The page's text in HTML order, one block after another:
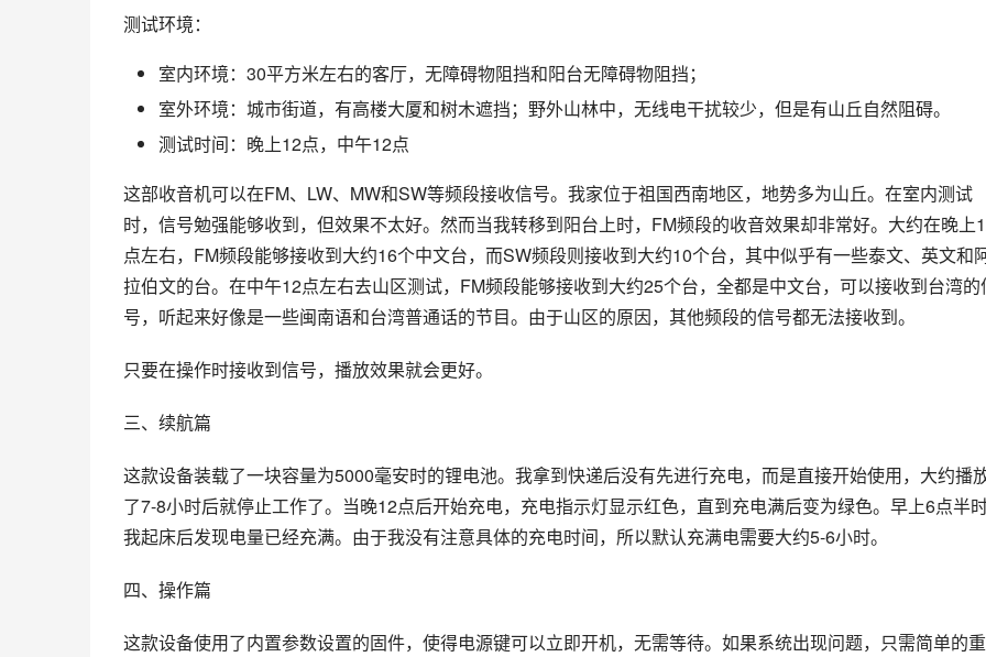
测试环境：
室内环境：30平方米左右的客厅，无障碍物阻挡和阳台无障碍物阻挡；
室外环境：城市街道，有高楼大厦和树木遮挡；野外山林中，无线电干扰较少，但是有山丘自然阻碍。
测试时间：晚上12点，中午12点
这部收音机可以在FM、LW、MW和SW等频段接收信号。我家位于祖国西南地区，地势多为山丘。在室内测试
时，信号勉强能够收到，但效果不太好。然而当我转移到阳台上时，FM频段的收音效果却非常好。大约在晚上
点左右，FM频段能够接收到大约16个中文台，而SW频段则接收到大约10个台，其中似乎有一些泰文、英文和
拉伯文的台。在中午12点左右去山区测试，FM频段能够接收到大约25个台，全都是中文台，可以接收到台湾的
号，听起来好像是一些闽南语和台湾普通话的节目。由于山区的原因，其他频段的信号都无法接收到。
只要在操作时接收到信号，播放效果就会更好。
三、续航篇
这款设备装载了一块容量为5000毫安时的锂电池。我拿到快递后没有先进行充电，而是直接开始使用，大约播
了7-8小时后就停止工作了。当晚12点后开始充电，充电指示灯显示红色，直到充电满后变为绿色。早上6点半
我起床后发现电量已经充满。由于我没有注意具体的充电时间，所以默认充满电需要大约5-6小时。
四、操作篇
这款设备使用了内置参数设置的固件，使得电源键可以立即开机，无需等待。如果系统出现问题，只需简单的